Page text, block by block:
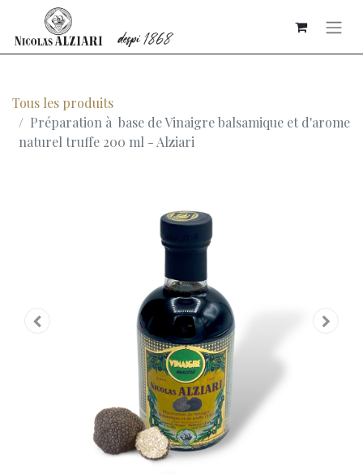
Tous les produits
Préparation à base de Vinaigre balsamique et d'arome
naturel truffe 200 ml - Alziari